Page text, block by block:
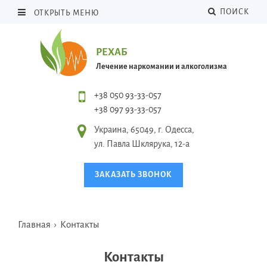
ОТКРЫТЬ МЕНЮ ПОИСК
РЕХАБ
Лечение наркомании и алкоголизма
+38 050 93-33-057
+38 097 93-33-057
Украина, 65049, г. Одесса,
ул. Павла Шклярука, 12-а
ЗАКАЗАТЬ ЗВОНОК
Главная › Контакты
Контакты